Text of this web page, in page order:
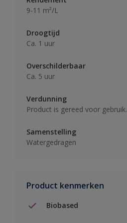
9-11 m²/L
Droogtijd
Ca. 1 uur
Overschilderbaar
Ca. 5 uur
Verdunning
Product is gereed voor gebruik.
Samenstelling
Watergedragen
Product kenmerken
Biobased